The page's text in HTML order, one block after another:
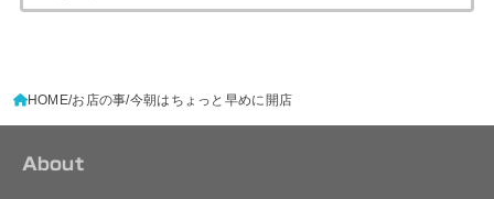
HOME お店の事 今朝はちょっと早めに開店
About